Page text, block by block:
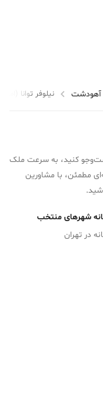
آهودشت نیلوفر توانا
کنید، به سرعت ملک
مطمئن، با مشاورین
شهرهای منتخب
در تهران